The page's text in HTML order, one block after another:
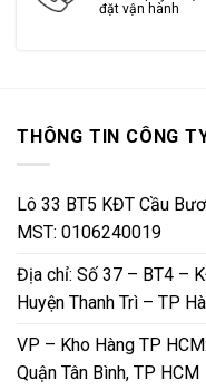
đặt vận hành
THÔNG TIN CÔNG
Lô 33 BT5 KĐT Cầu
MST: 0106240019
Địa chỉ: Số 37 – BT4 –
Huyện Thanh Trì – TP
VP – Kho Hàng TP
Quận Tân Bình, TP HCM